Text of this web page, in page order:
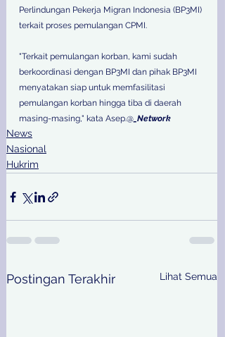
Perlindungan Pekerja Migran Indonesia (BP3MI)
terkait proses pemulangan CPMI.
"Terkait pemulangan korban, kami sudah
berkoordinasi dengan BP3MI dan pihak BP3MI
menyatakan siap untuk memfasilitasi
pemulangan korban hingga tiba di daerah
masing-masing," kata Asep.@ _Network
News
Nasional
Hukrim
Postingan Terakhir Lihat Semua